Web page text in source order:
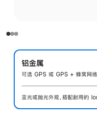
铝金属
可选 GPS 或 GPS + 蜂窝网络
亚光或抛光外观，搭配耐用的